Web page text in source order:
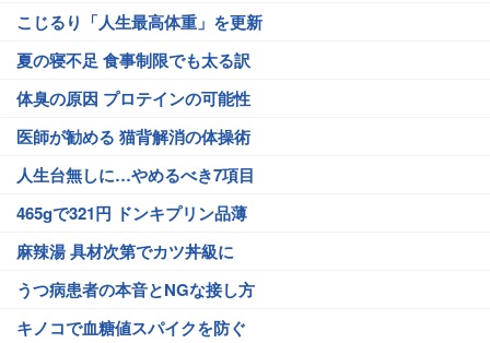
こじるり「人生最高体重」を更新
夏の寝不足 食事制限でも太る訳
体臭の原因 プロテインの可能性
医師が勧める 猫背解消の体操術
人生台無しに…やめるべき7項目
465gで321円 ドンキプリン品薄
麻辣湯 具材次第でカツ丼級に
うつ病患者の本音とNGな接し方
キノコで血糖値スパイクを防ぐ